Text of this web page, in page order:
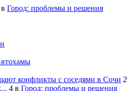
в Город: проблемы и решения
конфликты с соседями в Сочи 2
4 в Город: проблемы и решения